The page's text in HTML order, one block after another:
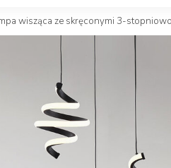
wisząca ze skręconymi 3-